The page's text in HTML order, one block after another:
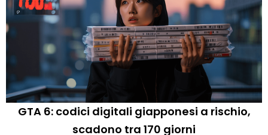
GTA 6: codici digitali giapponesi a rischio,
scadono tra 170 giorni